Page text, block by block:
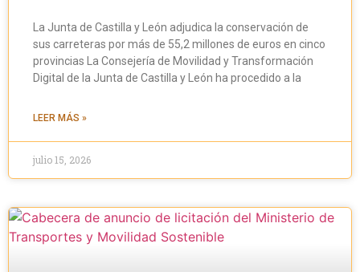
La Junta de Castilla y León adjudica la conservación de
sus carreteras por más de 55,2 millones de euros en cinco
provincias La Consejería de Movilidad y Transformación
Digital de la Junta de Castilla y León ha procedido a la
LEER MÁS »
julio 15, 2026